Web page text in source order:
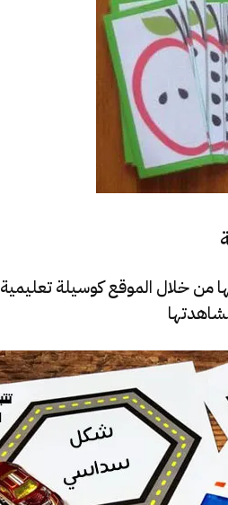
من خلال الموقع كوسيلة تعليمية